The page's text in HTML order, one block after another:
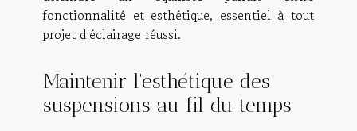
fonctionnalité et esthétique, essentiel à tout
projet d'éclairage réussi.
Maintenir l'esthétique des
suspensions au fil du temps